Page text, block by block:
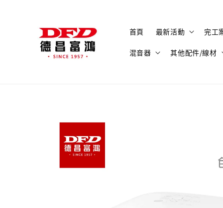
首頁 最新活動 完工
混音器 其他配件/線材